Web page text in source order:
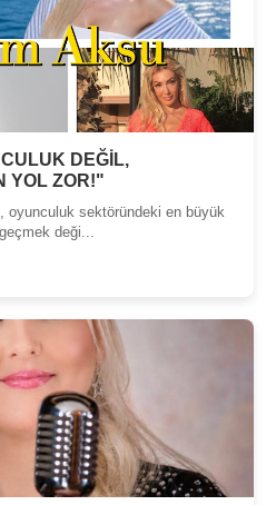
DEĞİL,
YOL ZOR!"
oyunculuk sektöründeki en büyük
geçmek deği...